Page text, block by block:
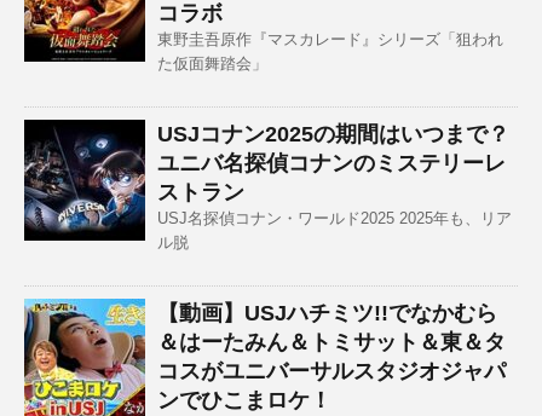
コラボ
東野圭吾原作『マスカレード』シリーズ「狙われ
た仮面舞踏会」
USJコナン2025の期間はいつまで？
ユニバ名探偵コナンのミステリーレ
ストラン
USJ名探偵コナン・ワールド2025 2025年も、リア
ル脱
【動画】USJハチミツ!!でなかむら
＆はーたみん＆トミサット＆東＆タ
コスがユニバーサルスタジオジャパ
ンでひこまロケ！